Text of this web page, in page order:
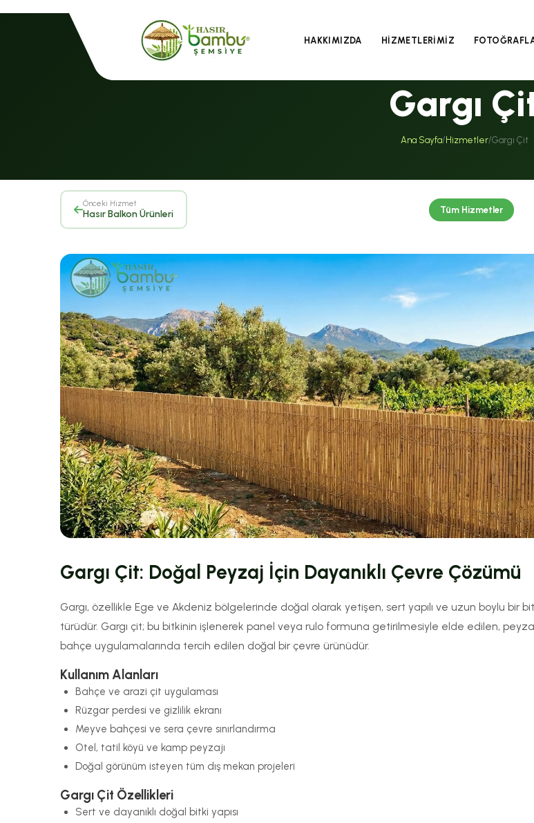
HAKKIMIZDA HİZMETLERİMİZ
Gargı
Ana Sayfa/ Hizmetler/Gargı Çit
Önceki Hizmet
Hasır Balkon Ürünleri Tüm Hizmetler
Gargı Çit: Doğal Peyzaj İçin Dayanıklı Çevre Çözümü
Gargı, özellikle Ege ve Akdeniz bölgelerinde doğal olarak yetişen, sert yapılı ve uzun boylu bir
türüdür. Gargı çit; bu bitkinin işlenerek panel veya rulo formuna getirilmesiyle elde edilen,
bahçe uygulamalarında tercih edilen doğal bir çevre ürünüdür.
Kullanım Alanları
Bahçe ve arazi çit uygulaması
Rüzgar perdesi ve gizlilik ekranı
Meyve bahçesi ve sera çevre sınırlandırma
Otel, tatil köyü ve kamp peyzajı
Doğal görünüm isteyen tüm dış mekan projeleri
Gargı Çit Özellikleri
Sert ve dayanıklı doğal bitki yapısı